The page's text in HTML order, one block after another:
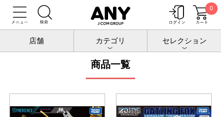
0
店舗 カテゴリ セレクション
トップ ゾイドトップ
商品一覧